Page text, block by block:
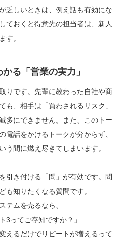
乏しいときは、例え話も有効にな
ておくと得意先の担当者は、新人
す。
る「営業の実力」
りです。先輩に教わった自社や商
も、相手は「買わされるリスク」
多にできません。また、このトー
電話をかけるトークが分からず、
う間に燃え尽きてしまいます。
引き付ける「問」が有効です。問
も知りたくなる質問です。
テムを売るなら、
3ってご存知ですか？」
えるだけでリピートが増えるって